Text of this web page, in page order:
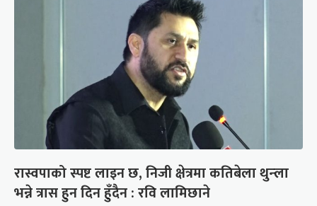
रास्वपाको स्पष्ट लाइन छ, निजी क्षेत्रमा कतिबेला थुन्ला
भन्ने त्रास हुन दिन हुँदैन : रवि लामिछाने